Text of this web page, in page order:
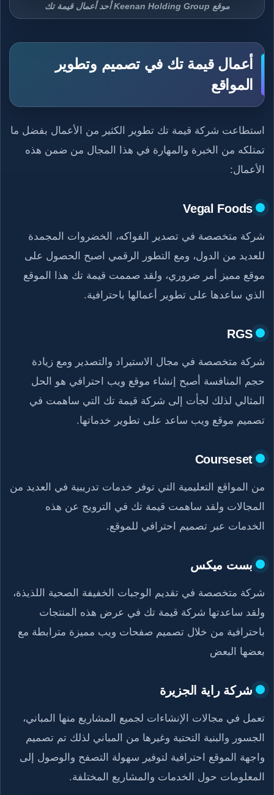
موقع Keenan Holding Group أحد أعمال قيمة تك
أعمال قيمة تك في تصميم وتطوير
المواقع
استطاعت شركة قيمة تك تطوير الكثير من الأعمال بفضل ما
تمتلكه من الخبرة والمهارة في هذا المجال من ضمن هذه
الأعمال:
Vegal Foods
شركة متخصصة في تصدير الفواكه، الخضروات المجمدة
للعديد من الدول، ومع التطور الرقمي اصبح الحصول على
موقع مميز أمر ضروري، ولقد صممت قيمة تك هذا الموقع
الذي ساعدها على تطوير أعمالها باحترافية.
RGS
شركة متخصصة في مجال الاستيراد والتصدير ومع زيادة
حجم المنافسة أصبح إنشاء موقع ويب احترافي هو الحل
المثالي لذلك لجأت إلى شركة قيمة تك التي ساهمت في
تصميم موقع ويب ساعد على تطوير خدماتها.
Courseset
من المواقع التعليمية التي توفر خدمات تدريبية في العديد من
المجالات ولقد ساهمت قيمة تك في الترويج عن هذه
الخدمات عبر تصميم احترافي للموقع.
بست ميكس
شركة متخصصة في تقديم الوجبات الخفيفة الصحية اللذيذة،
ولقد ساعدتها شركة قيمة تك في عرض هذه المنتجات
باحترافية من خلال تصميم صفحات ويب مميزة مترابطة مع
بعضها البعض
شركة راية الجزيرة
تعمل في مجالات الإنشاءات لجميع المشاريع منها المباني،
الجسور والبنية التحتية وغيرها من المباني لذلك تم تصميم
واجهة الموقع احترافية لتوفير سهولة التصفح والوصول إلى
المعلومات حول الخدمات والمشاريع المختلفة.